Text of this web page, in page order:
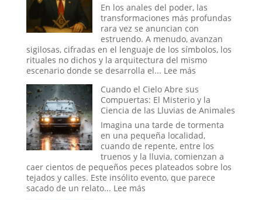
Sueño
de
un
Espía?
leyenda
En los anales del poder, las
transformaciones más profundas
rara vez se anuncian con
estruendo. A menudo, avanzan
sigilosas, cifradas en el lenguaje de los símbolos, los
rituales no dichos y la arquitectura del mismo
escenario donde se desarrolla el... Lee más:
Poder
y
la
Reconfiguración
del
Orden
Global
en
la
Cuando el Cielo Abre sus
Compuertas: El Misterio y la
Ciencia de las Lluvias de Animales
Imagina una tarde de tormenta
en una pequeña localidad,
cuando de repente, entre los
truenos y la lluvia, comienzan a
caer cientos de pequeños peces plateados sobre los
tejados y calles. Este insólito evento, que parece
sacado de un relato... Lee más: